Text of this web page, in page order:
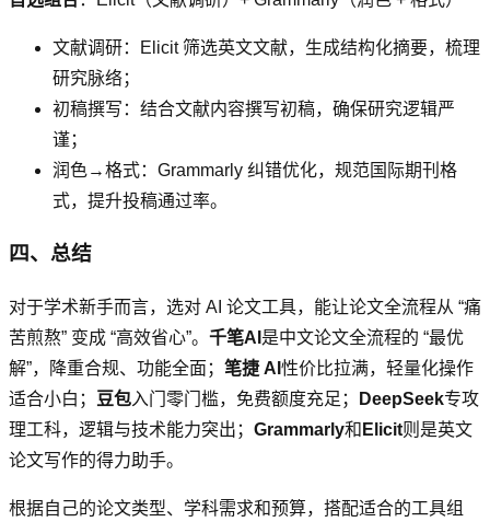
文献调研：Elicit 筛选英文文献，生成结构化摘要，梳理
研究脉络；
初稿撰写：结合文献内容撰写初稿，确保研究逻辑严
谨；
润色→格式：Grammarly 纠错优化，规范国际期刊格
式，提升投稿通过率。
四、总结
对于学术新手而言，选对 AI 论文工具，能让论文全流程从 “痛
苦煎熬” 变成 “高效省心”。 千笔AI 是中文论文全流程的 “最优
解”，降重合规、功能全面； 笔捷 AI 性价比拉满，轻量化操作
适合小白；
豆包入门零门槛，免费额度充足； DeepSeek专攻
理工科，逻辑与技术能力突出； Grammarly和 Elicit则是英文
论文写作的得力助手。
根据自己的论文类型、学科需求和预算，搭配适合的工具组